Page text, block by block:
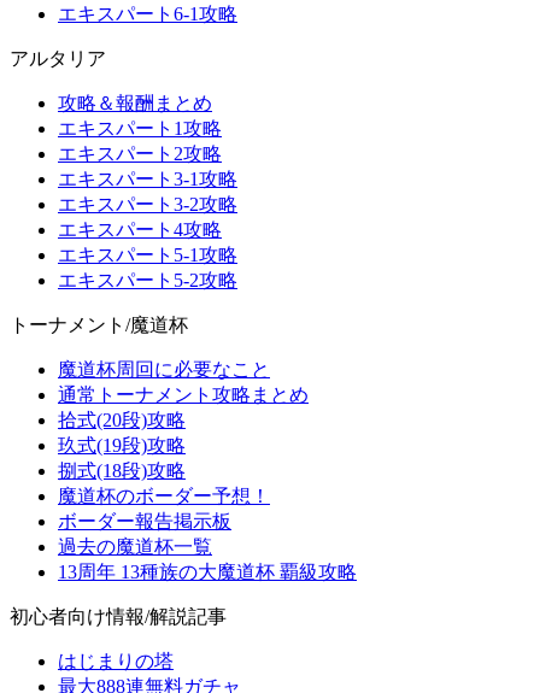
エキスパート6-1攻略
アルタリア
攻略＆報酬まとめ
エキスパート1攻略
エキスパート2攻略
エキスパート3-1攻略
エキスパート3-2攻略
エキスパート4攻略
エキスパート5-1攻略
エキスパート5-2攻略
トーナメント/魔道杯
魔道杯周回に必要なこと
通常トーナメント攻略まとめ
拾式(20段)攻略
玖式(19段)攻略
捌式(18段)攻略
魔道杯のボーダー予想！
ボーダー報告掲示板
過去の魔道杯一覧
13周年 13種族の大魔道杯 覇級攻略
初心者向け情報/解説記事
はじまりの塔
最大888連無料ガチャ